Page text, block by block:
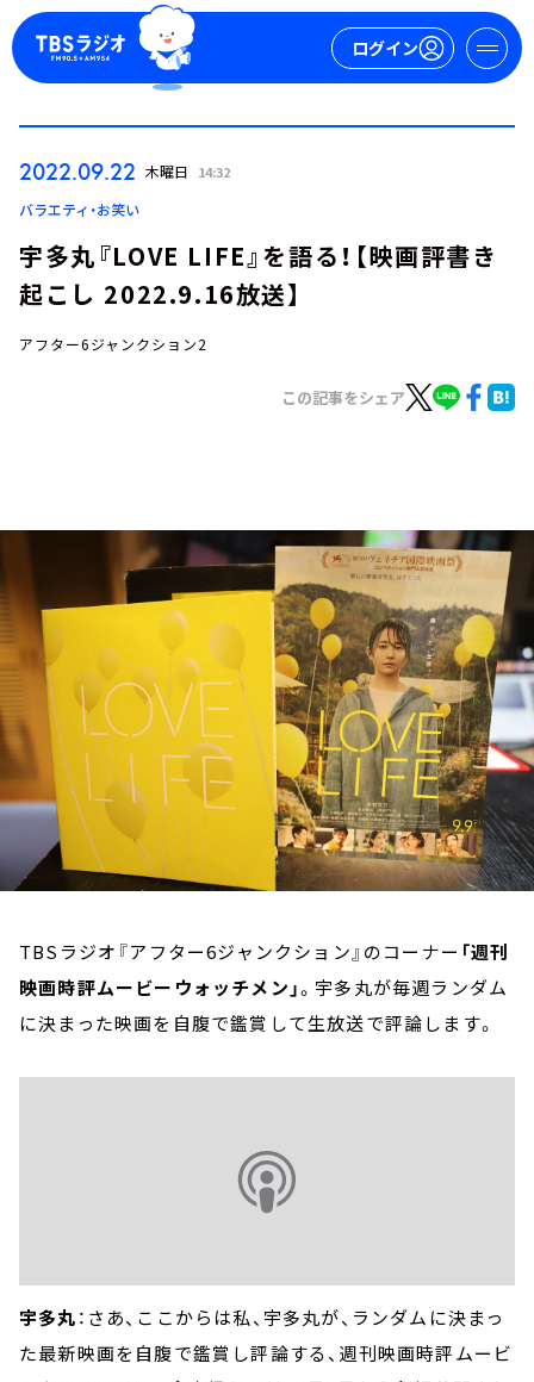
ログイン
ログイン
お知らせ
イベント・グッズ
YouTube
2022.09.22 木曜日 14:32
バラエティ・お笑い
宇多丸『LOVE LIFE』を語る！【映画評書き
起こし 2022.9.16放送】
アフター6ジャンクション2
この記事をシェア
TBSラジオ『アフター6ジャンクション』のコーナー 「週刊
映画時評ムービーウォッチメン」。宇多丸が毎週ランダム
に決まった映画を自腹で鑑賞して生放送で評論します。
宇多丸：さあ、ここからは私、宇多丸が、ランダムに決まっ
た最新映画を自腹で鑑賞し評論する、週刊映画時評ムービ